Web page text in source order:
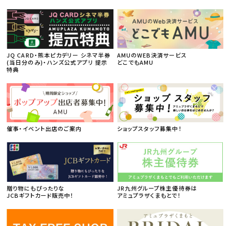
JQ CARD・熊本ピカデリー シネマ半券
(当日分のみ)・ハンズ公式アプリ 提示
特典
AMUのWEB決済サービス
どこでもAMU
催事・イベント出店のご案内 ショップスタッフ募集中！
贈り物にもぴったりな
JCBギフトカード販売中！
JR九州グループ株主優待券は
アミュプラザくまもとで！